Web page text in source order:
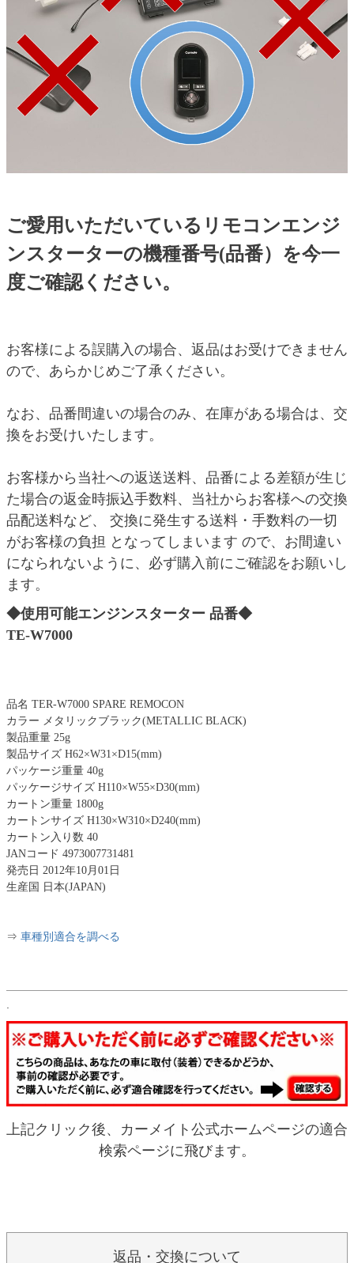
ご愛用いただいているリモコンエンジ
ンスターターの機種番号(品番）を今一
度ご確認ください。
お客様による誤購入の場合、返品はお受けできません
ので、あらかじめご了承ください。
なお、品番間違いの場合のみ、在庫がある場合は、交
換をお受けいたします。
お客様から当社への返送送料、品番による差額が生じ
た場合の返金時振込手数料、当社からお客様への交換
品配送料など、 交換に発生する送料・手数料の一切
がお客様の負担 となってしまいます ので、お間違い
になられないように、必ず購入前にご確認をお願いし
ます。
◆使用可能エンジンスターター 品番◆
TE-W7000
品名 TER-W7000 SPARE REMOCON
カラー メタリックブラック(METALLIC BLACK)
製品重量 25g
製品サイズ H62×W31×D15(mm)
パッケージ重量 40g
パッケージサイズ H110×W55×D30(mm)
カートン重量 1800g
カートンサイズ H130×W310×D240(mm)
カートン入り数 40
JANコード 4973007731481
発売日 2012年10月01日
生産国 日本(JAPAN)
⇒ 車種別適合を調べる
上記クリック後、カーメイト公式ホームページの適合
検索ページに飛びます。
返品・交換について